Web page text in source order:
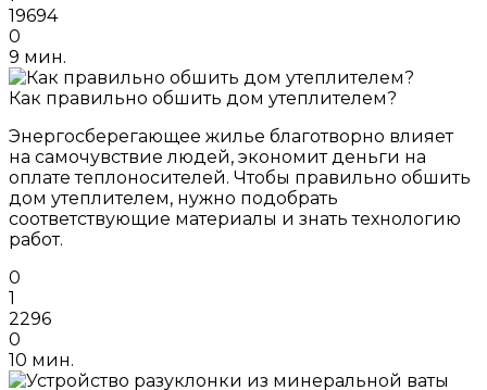
19694
0
9 мин.
Как правильно обшить дом утеплителем?
Энергосберегающее жилье благотворно влияет
на самочувствие людей, экономит деньги на
оплате теплоносителей. Чтобы правильно обшить
дом утеплителем, нужно подобрать
соответствующие материалы и знать технологию
работ.
0
1
2296
0
10 мин.